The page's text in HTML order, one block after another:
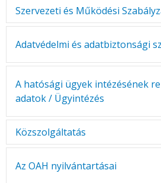
BEMUTATKOZÁS
FELADATOK
JOGI SZABÁLYOZÁS, ÚTMUTATÓK
KIADVÁNYOK, JELENTÉSEK
E-ÜGYINTÉZÉS
Az Országos Atomenergia Hivatal
Szervezeti és Működési
Adatvédelmi és adatbiztonsági
A hatósági ügyek intézésének
adatok / Ügyintézés
Közszolgáltatás
finanszíroz közszolgáltatást.
Az OAH nyilvántartásai